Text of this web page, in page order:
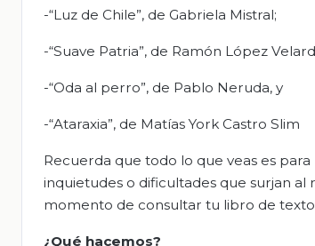
-“Luz de Chile”, de Gabriela Mistral;
-“Suave Patria”, de Ramón López
-“Oda al perro”, de Pablo Neruda, y
-“Ataraxia”, de Matías York Castro Slim
Recuerda que todo lo que veas es
inquietudes o dificultades que surjan al
momento de consultar tu libro de texto
¿Qué hacemos?